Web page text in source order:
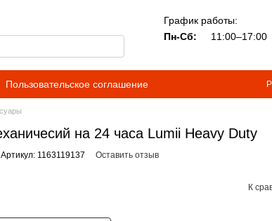
График работы:
Пн-Сб:
11:00–17:00
Пользовательское соглашение
на 24 часа Lumii Heavy Duty
Артикул: 1163119137 Оставить отзыв
К